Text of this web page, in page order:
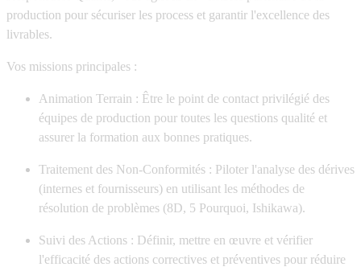
production pour sécuriser les process et garantir l'excellence des
livrables.
Vos missions principales :
Animation Terrain : Être le point de contact privilégié des
équipes de production pour toutes les questions qualité et
assurer la formation aux bonnes pratiques.
Traitement des Non-Conformités : Piloter l'analyse des dérives
(internes et fournisseurs) en utilisant les méthodes de
résolution de problèmes (8D, 5 Pourquoi, Ishikawa).
Suivi des Actions : Définir, mettre en œuvre et vérifier
l'efficacité des actions correctives et préventives pour réduire